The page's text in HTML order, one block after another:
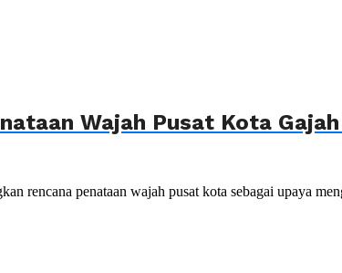
Wajah Pusat Kota
rencana penataan wajah pusat kota sebagai upaya